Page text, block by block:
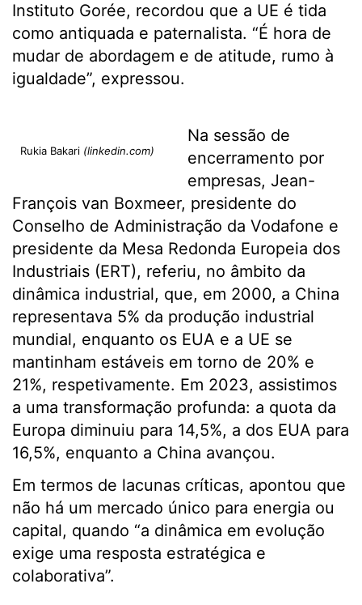
Instituto Gorée, recordou que a UE é tida
como antiquada e paternalista. “É hora de
mudar de abordagem e de atitude, rumo à
igualdade”, expressou.
Rukia Bakari (linkedin.com)
Na sessão de
encerramento por
empresas, Jean-
François van Boxmeer, presidente do
Conselho de Administração da Vodafone e
presidente da Mesa Redonda Europeia dos
Industriais (ERT), referiu, no âmbito da
dinâmica industrial, que, em 2000, a China
representava 5% da produção industrial
mundial, enquanto os EUA e a UE se
mantinham estáveis ​​em torno de 20% e
21%, respetivamente. Em 2023, assistimos
a uma transformação profunda: a quota da
Europa diminuiu para 14,5%, a dos EUA para
16,5%, enquanto a China avançou.
Em termos de lacunas críticas, apontou que
não há um mercado único para energia ou
capital, quando “a dinâmica em evolução
exige uma resposta estratégica e
colaborativa”.